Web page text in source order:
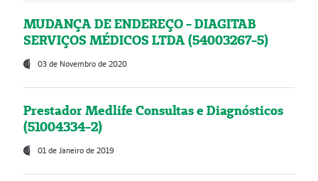
MUDANÇA DE ENDEREÇO - DIAGITAB
SERVIÇOS MÉDICOS LTDA (54003267-5)
03 de Novembro de 2020
Prestador Medlife Consultas e Diagnósticos
(51004334-2)
01 de Janeiro de 2019